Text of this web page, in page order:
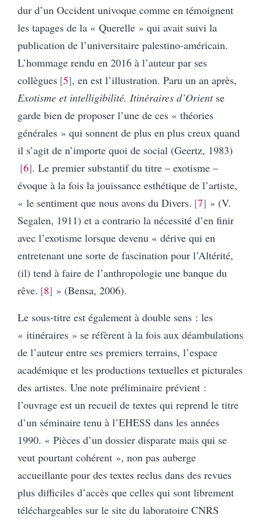
dur d’un Occident univoque comme en témoignent
les tapages de la « Querelle » qui avait suivi la
publication de l’universitaire palestino-américain.
L’hommage rendu en 2016 à l’auteur par ses
collègues 5 , en est l’illustration. Paru un an après,
Exotisme et intelligibilité. Itinéraires d’Orientse
garde bien de proposer l’une de ces « théories
générales » qui sonnent de plus en plus creux quand
il s’agit de n’importe quoi de social (Geertz, 1983)
6 . Le premier substantif du titre – exotisme –
évoque à la fois la jouissance esthétique de l’artiste,
« le sentiment que nous avons du Divers. 7 » (V.
Segalen, 1911) et a contrario la nécessité d’en finir
avec l’exotisme lorsque devenu « dérive qui en
entretenant une sorte de fascination pour l’Altérité,
(il) tend à faire de l’anthropologie une banque du
rêve. 8 » (Bensa, 2006).
Le sous-titre est également à double sens : les
« itinéraires » se réfèrent à la fois aux déambulations
de l’auteur entre ses premiers terrains, l’espace
académique et les productions textuelles et picturales
des artistes. Une note préliminaire prévient :
l’ouvrage est un recueil de textes qui reprend le titre
d’un séminaire tenu à l’EHESS dans les années
1990. « Pièces d’un dossier disparate mais qui se
veut pourtant cohérent », non pas auberge
accueillante pour des textes reclus dans des revues
plus difficiles d’accès que celles qui sont librement
téléchargeables sur le site du laboratoire CNRS